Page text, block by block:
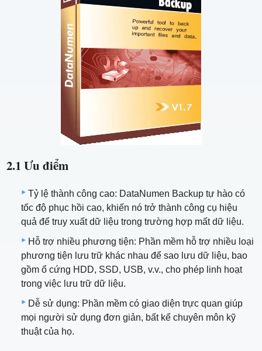
2.1 Ưu điểm
Tỷ lệ thành công cao: DataNumen Backup tự hào có
tốc độ phục hồi cao, khiến nó trở thành công cụ hiệu
quả để truy xuất dữ liệu trong trường hợp mất dữ liệu.
Hỗ trợ nhiều phương tiện: Phần mềm hỗ trợ nhiều loại
phương tiện lưu trữ khác nhau để sao lưu dữ liệu, bao
gồm ổ cứng HDD, SSD, USB, v.v., cho phép linh hoạt
trong việc lưu trữ dữ liệu.
Dễ sử dụng: Phần mềm có giao diện trực quan giúp
mọi người sử dụng đơn giản, bất kể chuyên môn kỹ
thuật của họ.